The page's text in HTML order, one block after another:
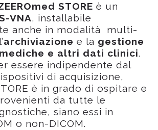
STORE è un
VNA, installabile
anche in modalità multi-
archiviazione e la gestione
e altri dati clinici.
essere indipendente dal
di acquisizione,
è in grado di ospitare e
da tutte le
siano essi in
o non-DICOM.